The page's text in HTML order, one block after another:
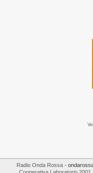
Radio Onda Rossa-